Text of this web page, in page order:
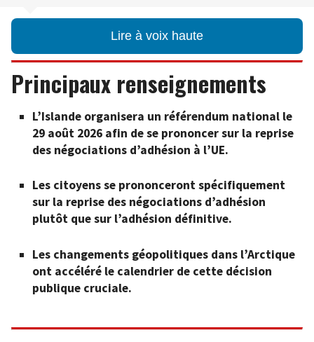
Lire à voix haute
Principaux renseignements
L’Islande organisera un référendum national le
29 août 2026 afin de se prononcer sur la reprise
des négociations d’adhésion à l’UE.
Les citoyens se prononceront spécifiquement
sur la reprise des négociations d’adhésion
plutôt que sur l’adhésion définitive.
Les changements géopolitiques dans l’Arctique
ont accéléré le calendrier de cette décision
publique cruciale.